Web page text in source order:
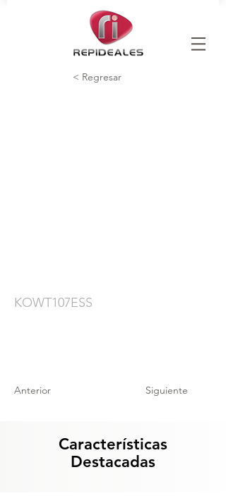
< Regresar
KOWT107ESS
Anterior Siguiente
Características
Destacadas